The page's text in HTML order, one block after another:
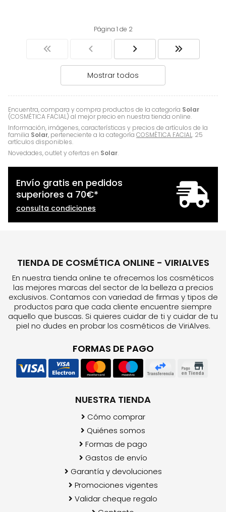
Encuentra, compara y compra productos de la categoría Solar
(COSMÈTICA FACIAL) al mejor precio en nuestra tienda online.
Información, imágenes, características y precios de artículos de la
familia Solar, perteneciente a la categoría COSMÈTICA FACIAL. 25
artículos disponibles.
Novedades, outlet y ofertas en Solar.
Página 1 de 2
Mostrar todos
Envío gratis en pedidos
superiores a 70€*
consulta condiciones
TIENDA DE COSMÉTICA ONLINE - VIRIALVES
En nuestra tienda online te ofrecemos los cosméticos
las mejores marcas del sector de la belleza a precios
exclusivos. Contamos con variedad de firmas y tipos de
productos para que cada cliente encuentre siempre
aquello que buscas. Si quieres cuidar de ti y cuidar de tu
piel no dudes en probar los cosméticos de ViriAlves.
FORMAS DE PAGO
NUESTRA TIENDA
Cómo comprar
Quiénes somos
Formas de pago
Gastos de envío
Garantía y devoluciones
Promociones vigentes
Validar cheque regalo